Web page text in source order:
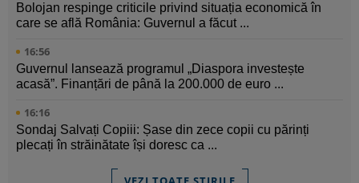
Bolojan respinge criticile privind situația economică în
care se află România: Guvernul a făcut ...
16:56
Guvernul lansează programul „Diaspora investește
acasă”. Finanțări de până la 200.000 de euro ...
16:16
Sondaj Salvați Copiii: Șase din zece copii cu părinți
plecați în străinătate își doresc ca ...